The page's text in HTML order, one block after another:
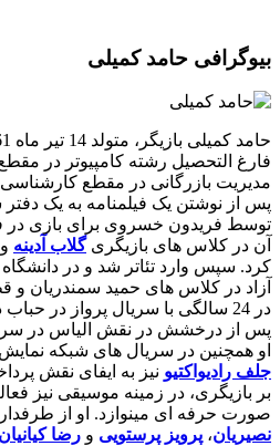
بیوگرافی حامد کمیلی
فارغ التحصیل رشته کامپیوتر در
پس از نوشتن یک فیلمنامه به یک
توسط فریدون خسروی برای بازی
آن در کلاس های بازیگریگلاب آدینه
کرد. سپس وارد تئاتر شد و در
آزاد در کلاس های حمید سمندریان
در 24 سالگی با سریال پرواز در
پس از درخشش در نقش الیاس در
او همچنین در سریال های شبکه
جلف رادیواکتیو نیز به ایفای نقش
بر بازیگری، در زمینه موسیقی نیز
صورت حرفه ای مینوازد. او از
نصیریان، پرویز پرستویی و رضا کیانیان